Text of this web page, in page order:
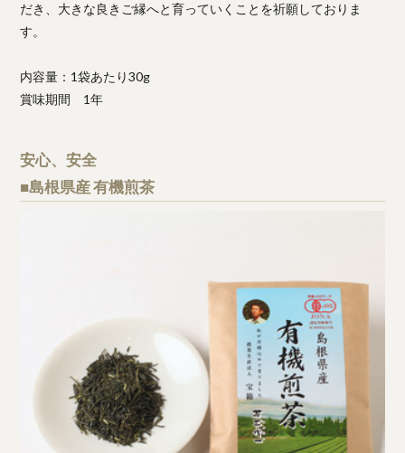
だき、大きな良きご縁へと育っていくことを祈願しておりま
す。
内容量：1袋あたり30g
賞味期間 1年
安心、安全
■島根県産 有機煎茶